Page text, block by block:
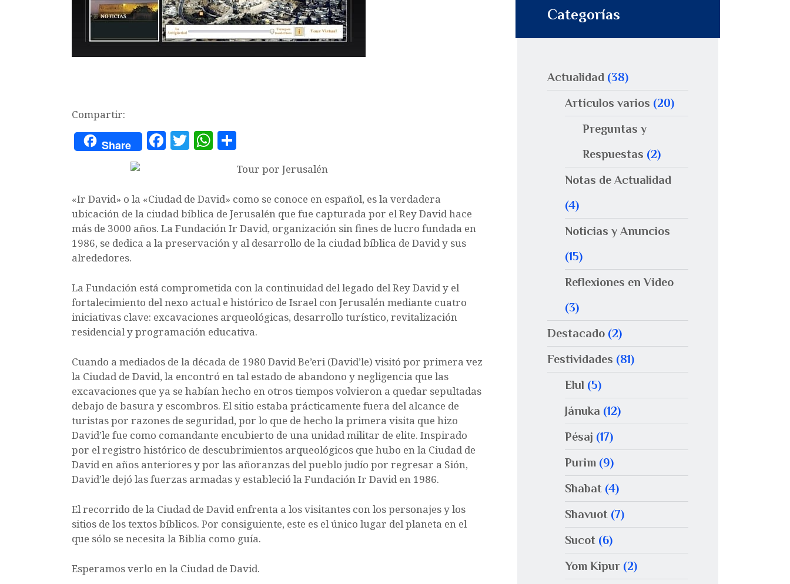
Compartir:
Share F
e
b
o
o
T
te
r
W
s
A
p
p
o
m
p
a
rt
ir
«Ir David» o la «Ciudad de David» como se conoce en español, es la verdadera
ubicación de la ciudad bíblica de Jerusalén que fue capturada por el Rey David hace
más de 3000 años. La Fundación Ir David, organización sin fines de lucro fundada en
1986, se dedica a la preservación y al desarrollo de la ciudad bíblica de David y sus
alrededores.
La Fundación está comprometida con la continuidad del legado del Rey David y el
fortalecimiento del nexo actual e histórico de Israel con Jerusalén mediante cuatro
iniciativas clave: excavaciones arqueológicas, desarrollo turístico, revitalización
residencial y programación educativa.
Cuando a mediados de la década de 1980 David Be’eri (David’le) visitó por primera vez
la Ciudad de David, la encontró en tal estado de abandono y negligencia que las
excavaciones que ya se habían hecho en otros tiempos volvieron a quedar sepultadas
debajo de basura y escombros. El sitio estaba prácticamente fuera del alcance de
turistas por razones de seguridad, por lo que de hecho la primera visita que hizo
David’le fue como comandante encubierto de una unidad militar de elite. Inspirado
por el registro histórico de descubrimientos arqueológicos que hubo en la Ciudad de
David en años anteriores y por las añoranzas del pueblo judío por regresar a Sión,
David’le dejó las fuerzas armadas y estableció la Fundación Ir David en 1986.
El recorrido de la Ciudad de David enfrenta a los visitantes con los personajes y los
sitios de los textos bíblicos. Por consiguiente, este es el único lugar del planeta en el
que sólo se necesita la Biblia como guía.
Esperamos verlo en la Ciudad de David.
Categorías
Actualidad (38)
Artículos varios (20)
Preguntas y
Respuestas (2)
Notas de Actualidad
(4)
Noticias y Anuncios
(15)
Reflexiones en Video
(3)
Destacado (2)
Festividades (81)
Elul (5)
Jánuka (12)
Pésaj (17)
Purim (9)
Shabat (4)
Shavuot (7)
Sucot (6)
Yom Kipur (2)